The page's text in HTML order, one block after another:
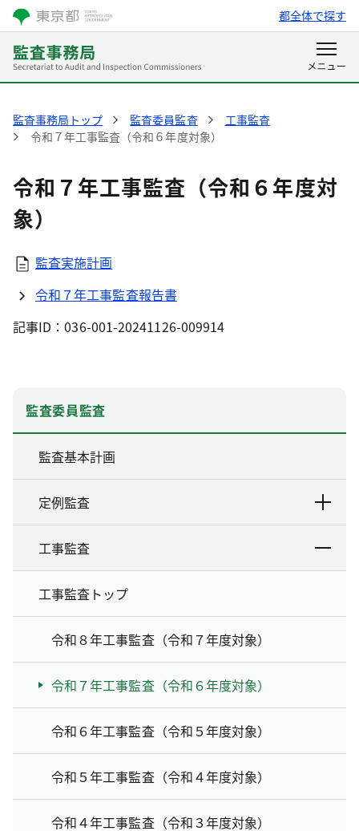
都全体で探す
監査事務局トップ 監査委員監査
工事監査
令和７年工事監査（令和６年度対象）
令和７年工事監査（令和６年度対
象）
監査実施計画
令和７年工事監査報告書
記事ID：036-001-20241126-009914
監査委員監査
監査基本計画
定例監査
工事監査
工事監査トップ
令和８年工事監査（令和７年度対象）
令和７年工事監査（令和６年度対象）
令和６年工事監査（令和５年度対象）
令和５年工事監査（令和４年度対象）
令和４年工事監査（令和３年度対象）